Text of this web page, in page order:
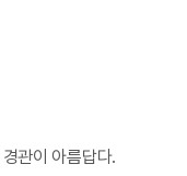
관이 아름답다.